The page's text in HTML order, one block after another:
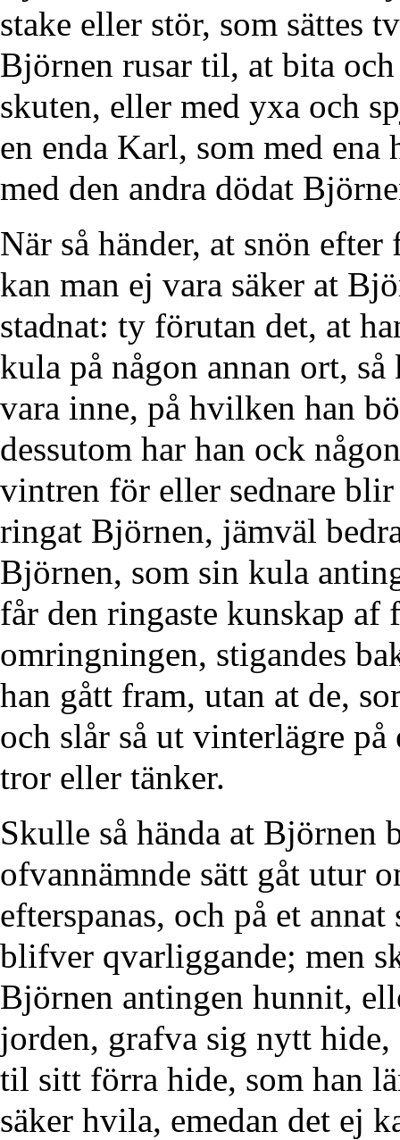
stake eller stör, som sättes
Björnen rusar til, at bita
skuten, eller med yxa och
en enda Karl, som med
med den andra dödat
När så händer, at snön
kan man ej vara säker at
stadnat: ty förutan det, at
kula på någon annan ort,
vara inne, på hvilken han
dessutom har han ock
vintren för eller sednare
ringat Björnen, jämväl
Björnen, som sin kula
får den ringaste kunskap af
omringningen, stigandes
han gått fram, utan at de,
och slår så ut vinterlägre
tror eller tänker.
Skulle så hända at Björnen
ofvannämnde sätt gåt utur
efterspanas, och på et
blifver qvarliggande; men
Björnen antingen hunnit,
jorden, grafva sig nytt hide,
til sitt förra hide, som han
säker hvila, emedan det ej